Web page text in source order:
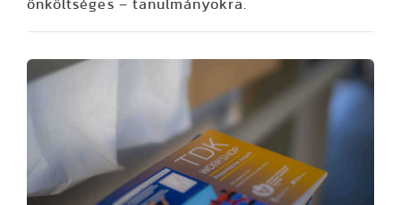
önköltséges – tanulmányokra.